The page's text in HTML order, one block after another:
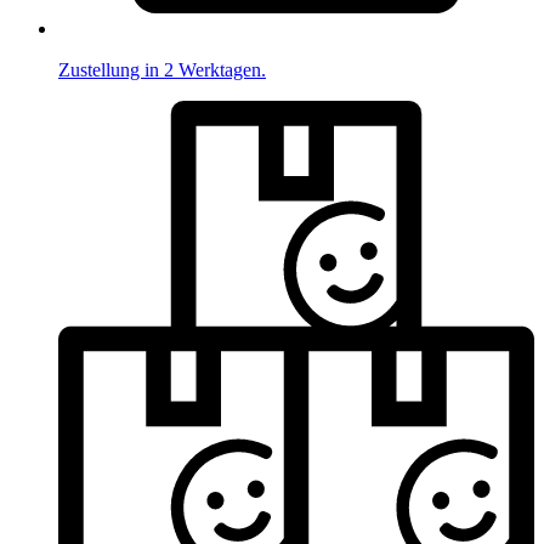
Zustellung in 2 Werktagen.